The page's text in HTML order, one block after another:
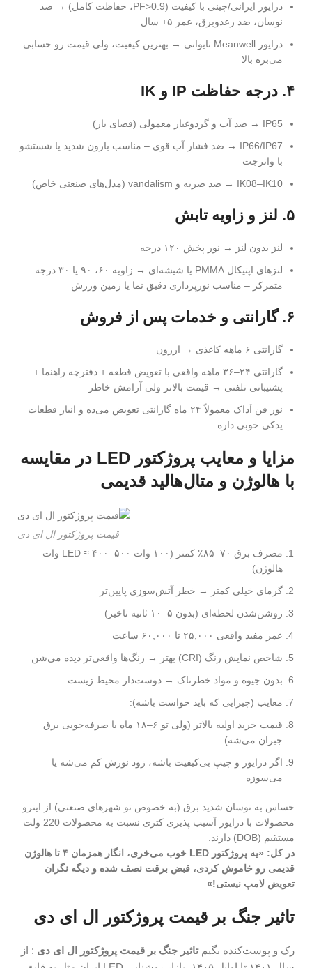
درایور ایرانی/چینی با کیفیت (PF>0.9، حفاظت کامل) → ضد
نوسان، ضد رعدوبرق، عمر ۵+ سال
درایور Meanwell تایوانی → بهترین کیفیت، ولی قیمت رو حسابی
می‌بره بالا
۴. درجه حفاظت IP و IK
IP65 → ضد آب و گردوغبار معمولی (فضای باز)
IP66/IP67 → ضد فشار آب قوی – مناسب بارون شدید یا شستشو
با واترجت
IK08–IK10 → ضد ضربه و vandalism (مدل‌های صنعتی خاص)
۵. لنز و زاویه تابش
لنز بدون لنز → نور پخش ۱۲۰ درجه
لنزهای اپتیکال PMMA یا شیشه‌ای → زاویه ۶۰، ۹۰ یا ۳۰ درجه
متمرکز – مناسب نورپردازی دقیق نما یا زمین ورزش
۶. گارانتی و خدمات پس از فروش
گارانتی ۶ ماهه کاغذی → ارزون
گارانتی ۲۴–۳۶ ماهه واقعی با تعویض قطعه + دفترچه راهنما +
پشتیبانی تلفنی → قیمت بالاتر ولی آرامش خاطر
نور فن آداک معمولاً ۲۴ ماه گارانتی تعویض می‌ده و انبار قطعات
یدکی خوبی داره.
مزایا و معایب پروژکتور LED در مقایسه
با هالوژن و متال‌هالید قدیمی
قیمت پروژکتور ال ای دی
مصرف برق ۷۰–۸۵٪ کمتر (۱۰۰ وات LED ≈ ۴۰۰–۵۰۰ وات
هالوژن)
گرمای خیلی کمتر → خطر آتش‌سوزی پایین‌تر
روشن‌شدن لحظه‌ای (بدون ۵–۱۰ ثانیه تاخیر)
عمر مفید واقعی ۲۵,۰۰۰ تا ۶۰,۰۰۰ ساعت
شاخص نمایش رنگ (CRI) بهتر → رنگ‌ها واقعی‌تر دیده می‌شن
بدون جیوه و مواد خطرناک → دوست‌دار محیط زیست
معایب (چیزایی که باید حواست باشه):
قیمت خرید اولیه بالاتر (ولی تو ۶–۱۸ ماه با صرفه‌جویی برق
جبران می‌شه)
اگر درایور و چیپ بی‌کیفیت باشه، زود نورش کم می‌شه یا
می‌سوزه
حساس به نوسان شدید برق (به خصوص تو شهرهای صنعتی) از اینرو
محصولات با درایور آسیب پذیری کتری نسبت به محصولات 220 ولت
مستقیم (DOB) دارند.
در کل: «یه پروژکتور LED خوب می‌خری، انگار همزمان ۴ تا هالوژن
قدیمی رو خاموش کردی، قبض برقت نصف شده و دیگه نگران
تعویض لامپ نیستی!»
تاثیر جنگ بر قیمت پروژکتور ال ای دی
رک و پوست‌کنده بگیمتاثیر جنگ بر قیمت پروژکتور ال ای دی : از